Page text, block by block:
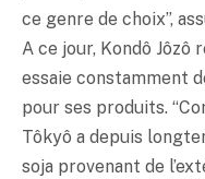
ce genre de choix”,
A ce jour, Kondô
essaie constamment
pour ses produits.
Tôkyô a depuis
soja provenant de